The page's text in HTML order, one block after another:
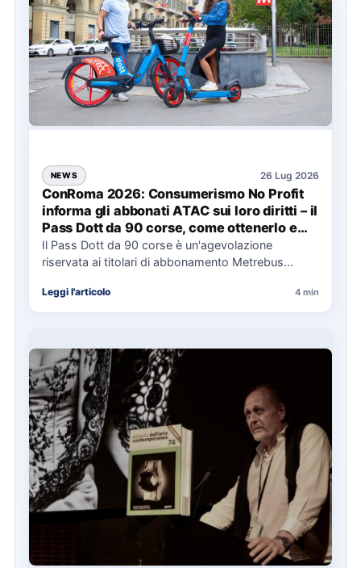
NEWS 26 Lug 2026
ConRoma 2026: Consumerismo No Profit
informa gli abbonati ATAC sui loro diritti – il
Pass Dott da 90 corse, come ottenerlo e
cosa spetta in caso di disservizi
Il Pass Dott da 90 corse è un'agevolazione
riservata ai titolari di abbonamento Metrebus
Leggi l'articolo 4 min